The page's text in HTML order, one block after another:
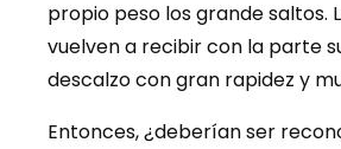
propio peso los grande saltos.
vuelven a recibir con la parte
descalzo con gran rapidez y
Entonces, ¿deberían ser